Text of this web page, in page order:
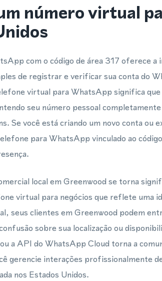
número virtual
com o código de área 317 oferece a
de registrar e verificar sua conta do
virtual para WhatsApp significa
seu número pessoal completamente
Se você está criando um novo conta ou
para WhatsApp vinculado ao
local em Greenwood se torna
virtual para negócios que reflete uma
seus clientes em Greenwood podem
sobre sua localização ou
a API do WhatsApp Cloud torna a
gerencie interações profissionalmente
nos Estados Unidos.